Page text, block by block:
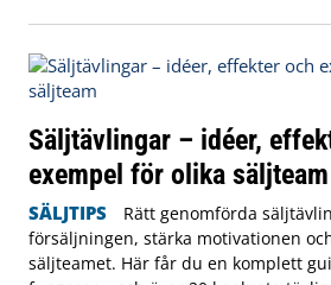
Säljtävlingar – idéer,
exempel för olika säljteam
SÄLJTIPS
Rätt genomförda
försäljningen, stärka motivationen
säljteamet. Här får du en komplett